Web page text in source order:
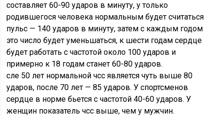
составляет 60-90 ударов в минуту, у только
родившегося человека нормальным будет считаться
пульс — 140 ударов в минуту, затем с каждым годом
это число будет уменьшаться, к шести годам сердце
будет работать с частотой около 100 ударов и
примерно к 18 годам станет 60-80 ударов.
сле 50 лет нормальной чсс является чуть выше 80
ударов, после 70 лет — 85 ударов. У спортсменов
сердце в норме бьется с частотой 40-60 ударов. У
женщин показатель чсс выше, чем у мужчин.